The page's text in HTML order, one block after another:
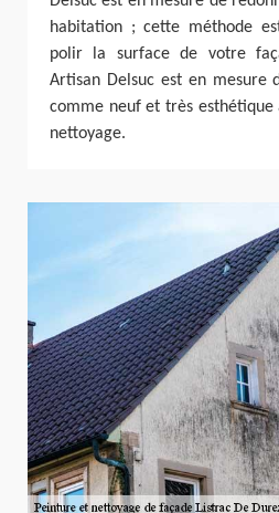
habitation ; cette méthode
polir la surface de votre
Artisan Delsuc est en mesure
comme neuf et très
nettoyage.